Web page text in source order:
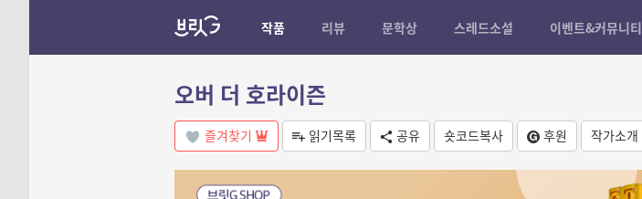
작품 리뷰 문학상 스레드소설 이벤트&커뮤니티
오버 더 호라이즌
즐겨찾기 읽기목록 공유 숏코드복사 후원 작가소개